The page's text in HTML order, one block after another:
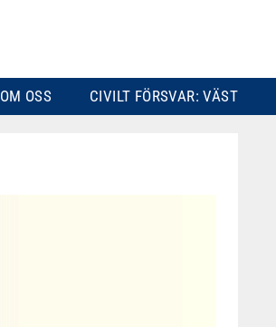
OM OSS CIVILT FÖRSVAR: VÄST